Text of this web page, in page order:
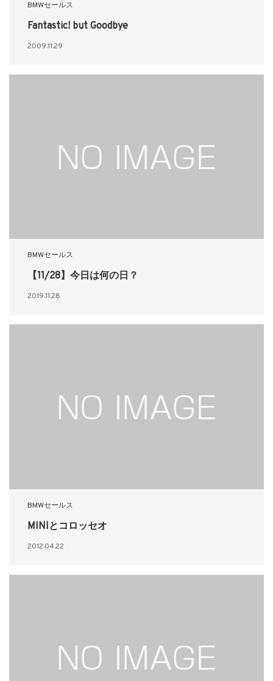
BMWセールス
Fantastic! but Goodbye
2009.11.29
BMWセールス
【11/28】今日は何の日？
2019.11.28
BMWセールス
MINIとコロッセオ
2012.04.22